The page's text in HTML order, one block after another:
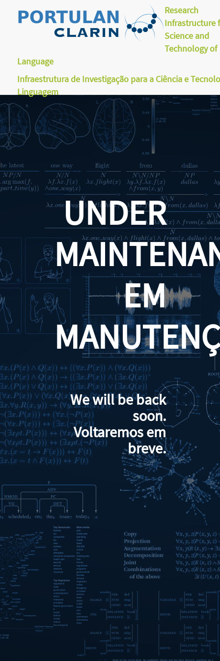
Research
Infrastructure
Science and
Technology of
Language
Infraestrutura de Investigação para a Ciência e
Linguagem
UNDER
EM
We will be back
soon.
Voltaremos em
breve.